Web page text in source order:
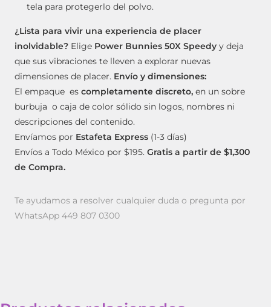
tela para protegerlo del polvo.
¿Lista para vivir una experiencia de placer
inolvidable? Elige Power Bunnies 50X Speedy y deja
que sus vibraciones te lleven a explorar nuevas
dimensiones de placer. Envío y dimensiones:
El empaque es completamente discreto, en un sobre
burbuja o caja de color sólido sin logos, nombres ni
descripciones del contenido.
Envíamos por Estafeta Express (1-3 días)
Envíos a Todo México por $195. Gratis a partir de $1,300
de Compra.
Te ayudamos a resolver cualquier duda o pregunta por
WhatsApp 449 807 0300